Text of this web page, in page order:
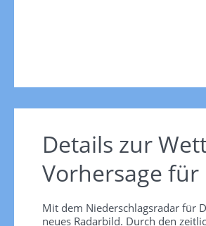
Details zur
Vorhersage
Mit dem Niederschlagsradar für
neues Radarbild. Durch den